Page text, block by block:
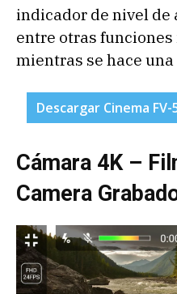
indicador de nivel de
entre otras
mientras se hace
Descargar Cinema
Cámara 4K –
Camera